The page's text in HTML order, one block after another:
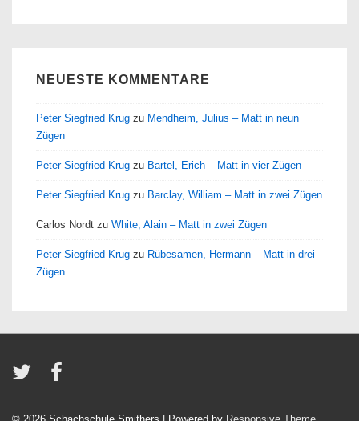
NEUESTE KOMMENTARE
Peter Siegfried Krug zu Mendheim, Julius – Matt in neun
Zügen
Peter Siegfried Krug zu Bartel, Erich – Matt in vier Zügen
Peter Siegfried Krug zu Barclay, William – Matt in zwei Zügen
Carlos Nordt zu White, Alain – Matt in zwei Zügen
Peter Siegfried Krug zu Rübesamen, Hermann – Matt in drei
Zügen